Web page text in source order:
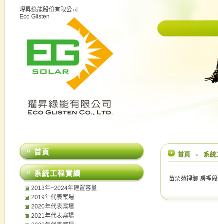
曜昇綠能股份有限公司
Eco Glisten
首頁 ﹥ 系
苗栗苑裡鄉-房裡
首頁
系統工程實績
2013年~2024年建置容量
2019年代表案場
2020年代表案場
2021年代表案場